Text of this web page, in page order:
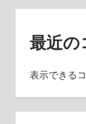
最近の
表示できる